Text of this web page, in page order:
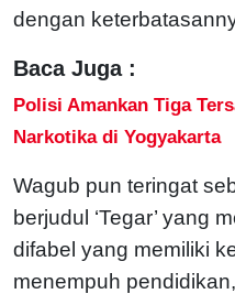
dengan
Baca Juga :
Polisi Amankan Tiga
Narkotika di Yogyakarta
Wagub pun teringat
berjudul ‘Tegar’ yang
difabel yang memiliki
menempuh